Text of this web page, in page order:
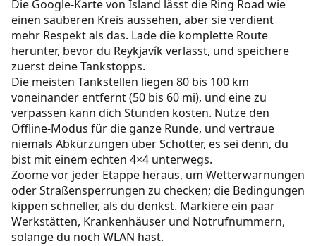
Die Google-Karte von Island lässt die Ring Road wie
einen sauberen Kreis aussehen, aber sie verdient
mehr Respekt als das. Lade die komplette Route
herunter, bevor du Reykjavík verlässt, und speichere
zuerst deine Tankstopps.
Die meisten Tankstellen liegen 80 bis 100 km
voneinander entfernt (50 bis 60 mi), und eine zu
verpassen kann dich Stunden kosten. Nutze den
Offline-Modus für die ganze Runde, und vertraue
niemals Abkürzungen über Schotter, es sei denn, du
bist mit einem echten 4×4 unterwegs.
Zoome vor jeder Etappe heraus, um Wetterwarnungen
oder Straßensperrungen zu checken; die Bedingungen
kippen schneller, als du denkst. Markiere ein paar
Werkstätten, Krankenhäuser und Notrufnummern,
solange du noch WLAN hast.